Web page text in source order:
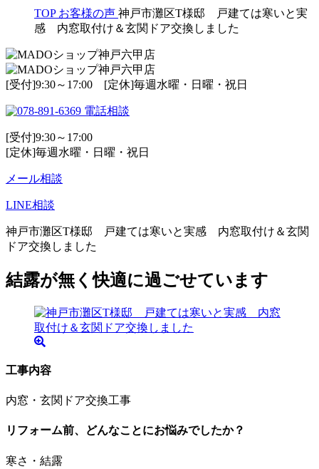
TOP お客様の声 神戸市灘区T様邸 戸建ては寒いと実
感 内窓取付け＆玄関ドア交換しました
[受付]9:30～17:00 [定休]毎週水曜・日曜・祝日
電話相談
[受付]9:30～17:00
[定休]毎週水曜・日曜・祝日
メール相談
LINE相談
神戸市灘区T様邸 戸建ては寒いと実感 内窓取付け＆玄関
ドア交換しました
結露が無く快適に過ごせています
工事内容
内窓・玄関ドア交換工事
リフォーム前、どんなことにお悩みでしたか？
寒さ・結露